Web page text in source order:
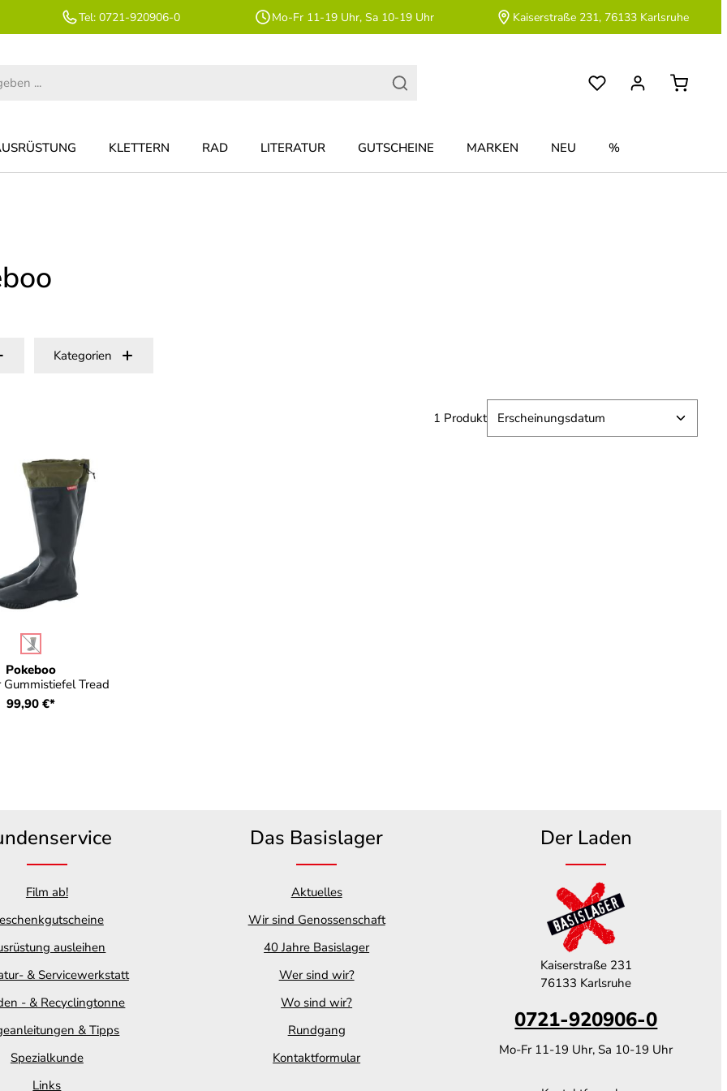
Tel: 0721-920906-0 Mo-Fr 11-19 Uhr, Sa 10-19 Uhr Kaiserstraße 231, 76133 Karlsruhe
KLETTERN RAD LITERATUR GUTSCHEINE MARKEN NEU %
Kategorien
1 Produkt
Pokeboo
Gummistiefel Tread
auswählen
(Diese Option ist zurzeit nicht verfügbar.)
99,90 €*
Film ab!
ausleihen
& Servicewerkstatt
- & Recyclingtonne
& Tipps
Spezialkunde
Links
Das Basislager
Aktuelles
Wir sind Genossenschaft
40 Jahre Basislager
Wer sind wir?
Wo sind wir?
Rundgang
Kontaktformular
Der Laden
Kaiserstraße 231
76133 Karlsruhe
0721-920906-0
Mo-Fr 11-19 Uhr, Sa 10-19 Uhr